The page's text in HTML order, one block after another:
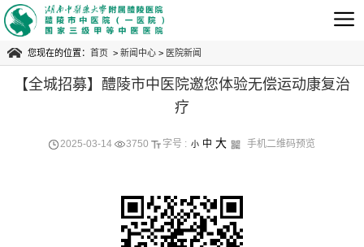
预约电话
您现在的位置： 首页> 新闻中心> 医院新闻
【全城招募】醴陵市中医院邀您体验无偿运动康复治
疗
2025-03-14 3750 字号 : 小 中 大 手机二维码预览